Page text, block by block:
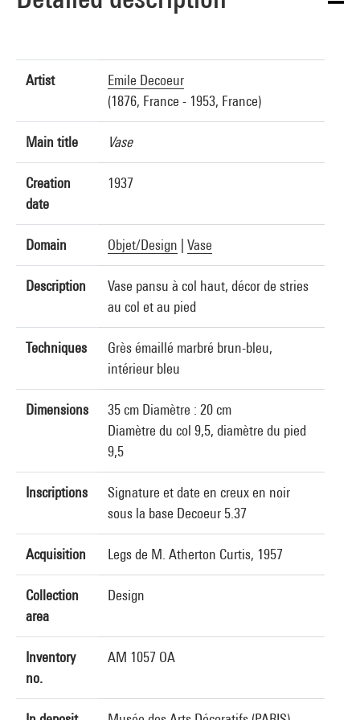
Artist
Emile Decoeur
(1876, France - 1953, France)
Main title Vase
Creation
date
1937
Domain Objet/Design Vase
Description
Vase pansu à col haut, décor de stries
au col et au pied
Techniques
Grès émaillé marbré brun-bleu,
intérieur bleu
Dimensions
35 cm Diamètre : 20 cm
Diamètre du col 9,5, diamètre du pied
9,5
Inscriptions
Signature et date en creux en noir
sous la base Decoeur 5.37
Acquisition Legs de M. Atherton Curtis, 1957
Collection
area
Design
Inventory
no.
AM 1057 OA